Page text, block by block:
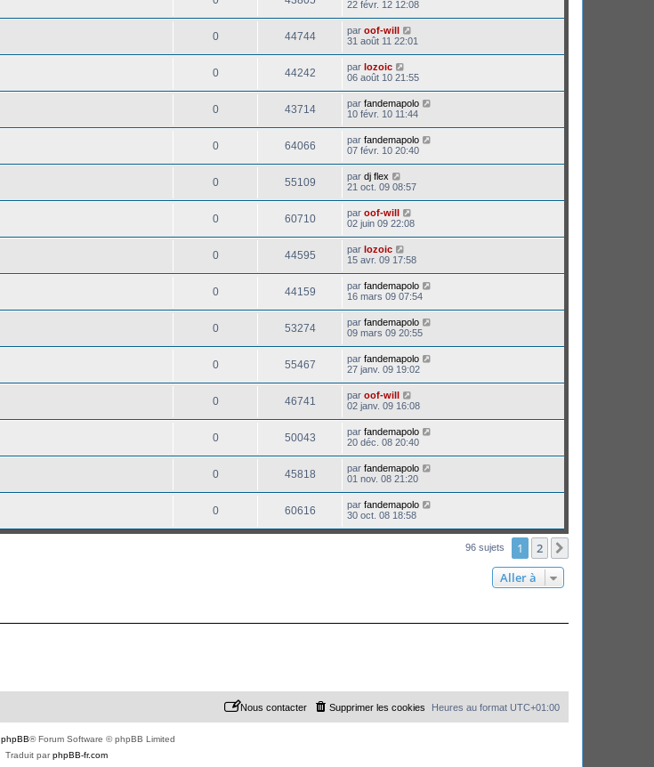
22 févr. 12 12:08
0 44744 par oof-will
31 août 11 22:01
0 44242 par lozoic
06 août 10 21:55
0 43714 par fandemapolo
10 févr. 10 11:44
0 64066 par fandemapolo
07 févr. 10 20:40
0 55109 par dj flex
21 oct. 09 08:57
0 60710 par oof-will
02 juin 09 22:08
0 44595 par lozoic
15 avr. 09 17:58
0 44159 par fandemapolo
16 mars 09 07:54
0 53274 par fandemapolo
09 mars 09 20:55
0 55467 par fandemapolo
27 janv. 09 19:02
0 46741 par oof-will
02 janv. 09 16:08
0 50043 par fandemapolo
20 déc. 08 20:40
0 45818 par fandemapolo
01 nov. 08 21:20
0 60616 par fandemapolo
30 oct. 08 18:58
96 sujets 1 2
Aller à
Heures au format UTC+01:00
Supprimer les cookies
Nous contacter
phpBB® Forum Software © phpBB Limited
Traduit parphpBB-fr.com